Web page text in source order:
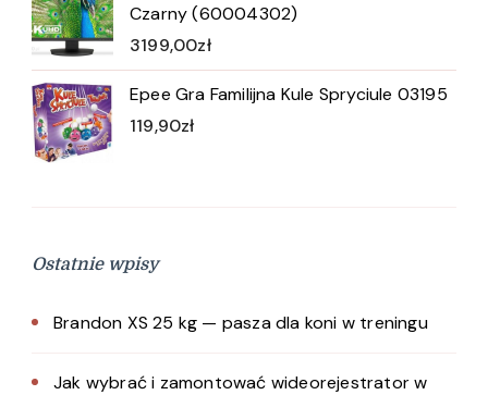
Czarny (60004302)
3199,00zł
Epee Gra Familijna Kule Spryciule 03195
119,90zł
Ostatnie wpisy
Brandon XS 25 kg — pasza dla koni w treningu
Jak wybrać i zamontować wideorejestrator w